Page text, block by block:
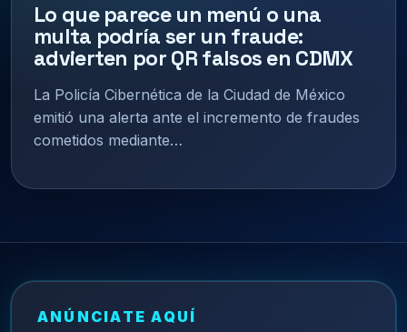
Lo que parece un menú o una
multa podría ser un fraude:
advierten por QR falsos en CDMX
La Policía Cibernética de la Ciudad de México
emitió una alerta ante el incremento de fraudes
cometidos mediante…
ANÚNCIATE AQUÍ